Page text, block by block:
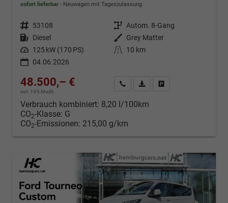
sofort lieferbar Neuwagen mit Tageszulassung
Fahrzeugnr. 53108 Getriebe Autom. 8-Gang
Kraftstoff Diesel Außenfarbe
Grey Matter
Leistung 125 kW (170 PS) Kilometerstand
10 km
04.06.2026
48.500,– €
incl. 19% MwSt.
Kontakt & Angebot anfordern
PDF-Datei, Fahrzeugexposé
Verbrauch kombiniert: 8,20 l/100km
CO2-Klasse: G
CO2-Emissionen: 215,00 g/km